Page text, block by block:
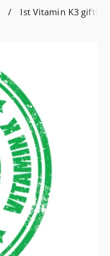
/ Ist Vitamin K3 giftig?